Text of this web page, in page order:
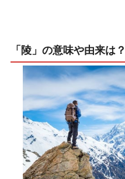
「陵」の意味や由来は？